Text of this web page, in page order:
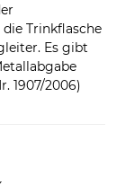
Trinkflasche
Es gibt
1907/2006)